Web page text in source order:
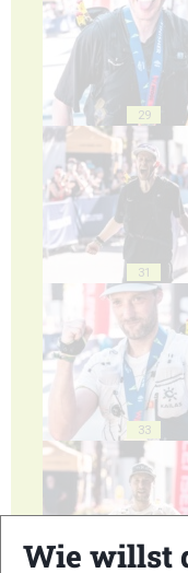
29
31
33
Wie willst